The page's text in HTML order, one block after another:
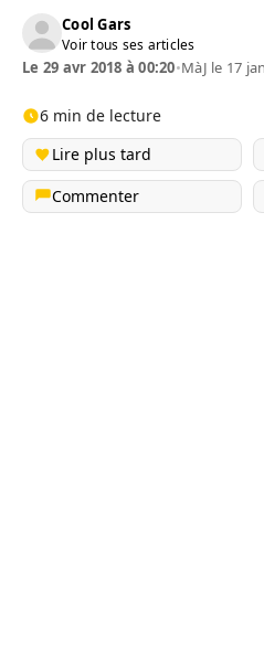
Cool Gars
Voir tous ses articles
Le 29 avr 2018 à 00:20•MàJ le 17
6 min de lecture
Lire plus tard
Commenter